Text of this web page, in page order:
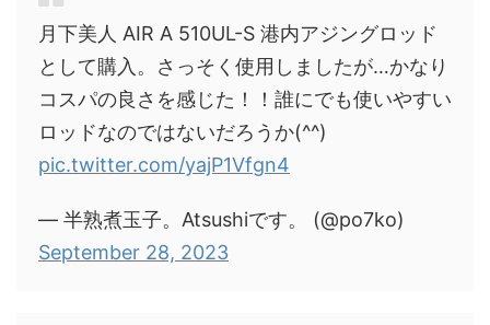
月下美人 AIR A 510UL-S 港内アジングロッド
として購入。さっそく使用しましたが…かなり
コスパの良さを感じた！！誰にでも使いやすい
ロッドなのではないだろうか(^^)
pic.twitter.com/yajP1Vfgn4
— 半熟煮玉子。Atsushiです。 (@po7ko)
September 28, 2023